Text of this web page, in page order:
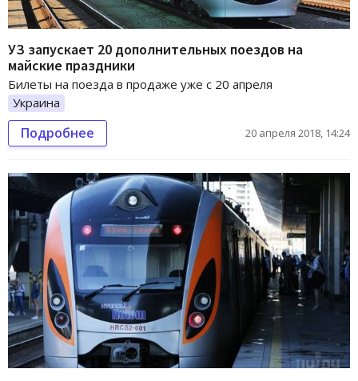
УЗ запускает 20 дополнительных поездов на
майские праздники
Билеты на поезда в продаже уже с 20 апреля
Украина
Подробнее 20 апреля 2018, 14:24